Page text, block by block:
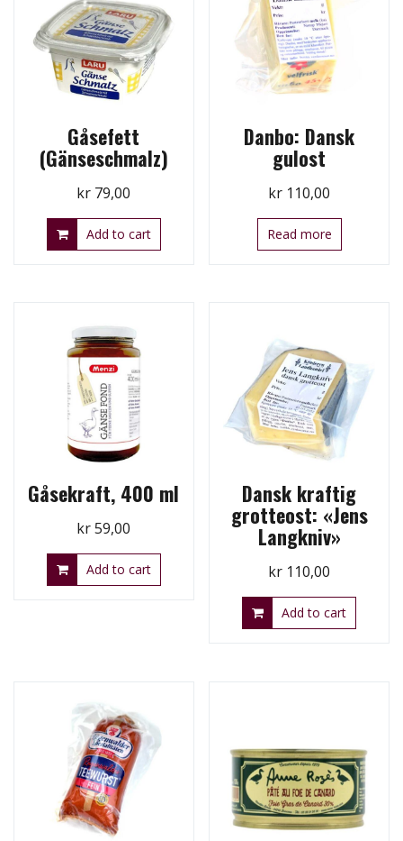
Gåsefett
(Gänseschmalz)
kr 79,00
Add to cart
Danbo: Dansk
gulost
kr 110,00
Read more
Gåsekraft, 400 ml
kr59,00
Add to cart
Dansk kraftig
grotteost: «Jens
Langkniv»
kr 110,00
Add to cart